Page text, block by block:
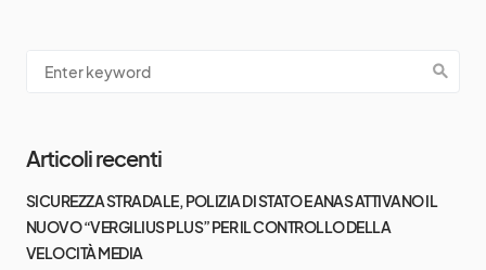
Articoli recenti
SICUREZZA STRADALE, POLIZIA DI STATO E ANAS ATTIVANO IL
NUOVO “VERGILIUS PLUS” PER IL CONTROLLO DELLA
VELOCITÀ MEDIA